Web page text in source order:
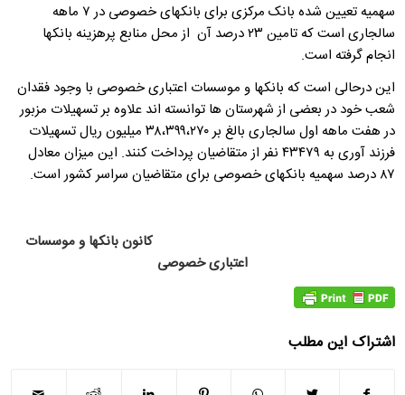
سهمیه تعیین شده بانک مرکزی برای بانکهای خصوصی در ۷ ماهه
سالجاری است که تامین ۲۳ درصد آن از محل منابع پرهزینه بانکها
انجام گرفته است.
این درحالی است که بانکها و موسسات اعتباری خصوصی با وجود فقدان
شعب خود در بعضی از شهرستان ها توانسته اند علاوه بر تسهیلات مزبور
در هفت ماهه اول سالجاری بالغ بر ۳۸،۳۹۹،۲۷۰ میلیون ریال تسهیلات
فرزند آوری به ۴۳۴۷۹ نفر از متقاضیان پرداخت کنند. این میزان معادل
۸۷ درصد سهمیه بانکهای خصوصی برای متقاضیان سراسر کشور است.
کانون بانکها و موسسات
اعتباری خصوصی
اشتراک این مطلب